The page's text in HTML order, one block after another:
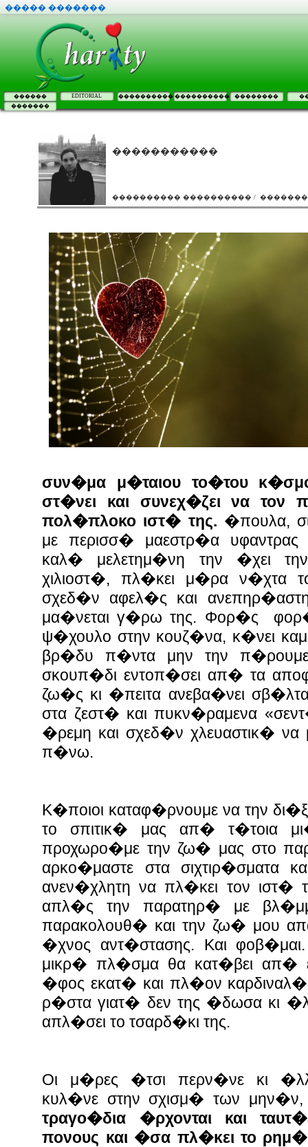
����� �������
������ EDITORIAL ���������� ���������� ��������
�������
�����������
���������� ���������� /
συν�μα μ�ταιου το�του
στ�νει και συνεχ�ζει να τον
πολ�πλοκο ιστ� της. �πουλα,
με περισσ� μαεστρ�α
καλ� μελετημ�νη την �χει
χιλιοστ�, πλ�κει μ�ρα ν�χτα
σχεδ�ν αφελ�ς και
μα�νεται γ�ρω της. Φορ�ς
ψ�χουλο στην κουζ�να, κ�νει
βρ�δυ π�ντα μην την
σκουπ�δι εντοπ�σει απ� τα
ζω�ς κι �πειτα ανεβα�νει
στα ζεστ� και πυκν�ραμενα
�ρεμη και σχεδ�ν χλευαστικ�
π�νω.
Κ�ποιοι καταφ�ρνουμε να την
το σπιτικ� μας απ� τ�τοια
προχωρο�με την ζω� μας στο
αρκο�μαστε στα σιχτιρ�σματα
ανεν�χλητη να πλ�κει τον
απλ�ς την παρατηρ� με
παρακολουθ� και την ζω� μου
�χνος αντ�στασης. Και
μικρ� πλ�σμα θα κατ�βει
�φος εκατ� και πλ�ον
ρ�στα γιατ� δεν της �δωσα κι
απλ�σει το τσαρδ�κι της.
Οι μ�ρες �τσι περν�νε κι
κυλ�νε στην σχισμ� των
τραγο�δια �ρχονται και
πονους και �σα πλ�κει το